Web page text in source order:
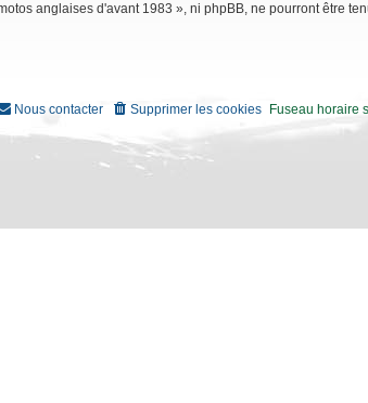
anglaises d'avant 1983 », ni phpBB, ne pourront être
Fuseau horaire
Supprimer les cookies
Nous contacter